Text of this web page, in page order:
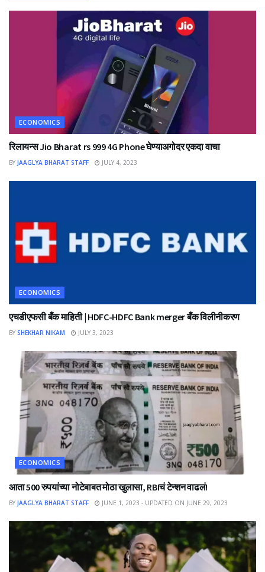
ECONOMICS
रिलायन्स Jio Bharat rs 999 4G Phone घेण्याअगोदर एकदा वाचा
BY JAAGLYA BHARAT STAFF JULY 4, 2023
ECONOMICS
एचडीएफसी बँक माहिती | HDFC-HDFC Bank merger बँक विलीनीकरण
BY SHEKHAR NIKAM JULY 3, 2023
ECONOMICS
आता 500 रुपयांच्या नोटेबाबत मोठा खुलासा, RBIचं टेन्शन वाढलं!
BY JAAGLYA BHARAT STAFF JUNE 1, 2023 - UPDATED ON JUNE 29, 2023